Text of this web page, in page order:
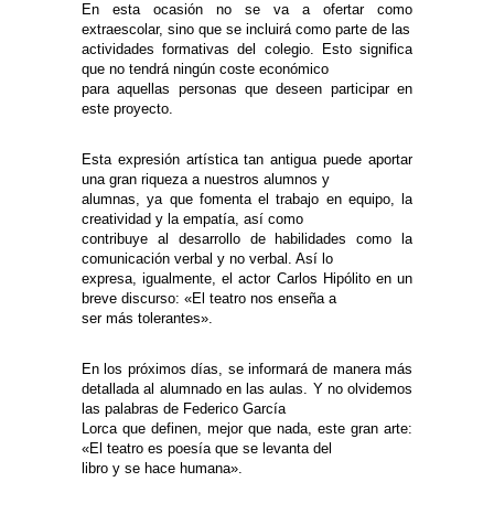
En esta ocasión no se va a ofertar como
extraescolar, sino que se incluirá como parte de las
actividades formativas del colegio. Esto significa
que no tendrá ningún coste económico
para aquellas personas que deseen participar en
este proyecto.
Esta expresión artística tan antigua puede aportar
una gran riqueza a nuestros alumnos y
alumnas, ya que fomenta el trabajo en equipo, la
creatividad y la empatía, así como
contribuye al desarrollo de habilidades como la
comunicación verbal y no verbal. Así lo
expresa, igualmente, el actor Carlos Hipólito en un
breve discurso: «El teatro nos enseña a
ser más tolerantes».
En los próximos días, se informará de manera más
detallada al alumnado en las aulas. Y no olvidemos
las palabras de Federico García
Lorca que definen, mejor que nada, este gran arte:
«El teatro es poesía que se levanta del
libro y se hace humana».